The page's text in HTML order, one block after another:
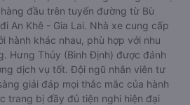
ở Bù Đăng - Bình Phước:
phòng nhà xe Cô Hai:
vi-VN/xe-co-hai
mua vé xe Bù Đăng - Bình Phước
1900 888684
Định) khởi hành tại QL14